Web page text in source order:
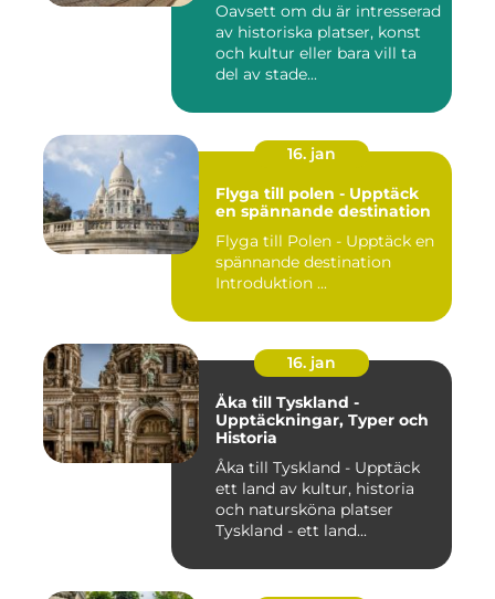
Oavsett om du är intresserad
av historiska platser, konst
och kultur eller bara vill ta
del av stade...
16. jan
Flyga till polen - Upptäck
en spännande destination
Flyga till Polen - Upptäck en
spännande destination
Introduktion ...
16. jan
Åka till Tyskland -
Upptäckningar, Typer och
Historia
Åka till Tyskland - Upptäck
ett land av kultur, historia
och natursköna platser
Tyskland - ett land...